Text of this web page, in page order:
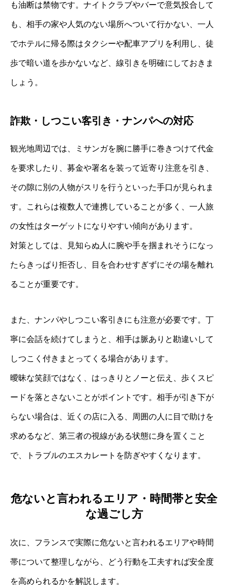
も油断は禁物です。ナイトクラブやバーで意気投合して
も、相手の家や人気のない場所へついて行かない、一人
でホテルに帰る際はタクシーや配車アプリを利用し、徒
歩で暗い道を歩かないなど、線引きを明確にしておきま
しょう。
詐欺・しつこい客引き・ナンパへの対応
観光地周辺では、ミサンガを腕に勝手に巻きつけて代金
を要求したり、募金や署名を装って近寄り注意を引き、
その隙に別の人物がスリを行うといった手口が見られま
す。これらは複数人で連携していることが多く、一人旅
の女性はターゲットになりやすい傾向があります。
対策としては、見知らぬ人に腕や手を掴まれそうになっ
たらきっぱり拒否し、目を合わせすぎずにその場を離れ
ることが重要です。
また、ナンパやしつこい客引きにも注意が必要です。丁
寧に会話を続けてしまうと、相手は脈ありと勘違いして
しつこく付きまとってくる場合があります。
曖昧な笑顔ではなく、はっきりとノーと伝え、歩くスピ
ードを落とさないことがポイントです。相手が引き下が
らない場合は、近くの店に入る、周囲の人に目で助けを
求めるなど、第三者の視線がある状態に身を置くこと
で、トラブルのエスカレートを防ぎやすくなります。
危ないと言われるエリア・時間帯と安全
な過ごし方
次に、フランスで実際に危ないと言われるエリアや時間
帯について整理しながら、どう行動を工夫すれば安全度
を高められるかを解説します。